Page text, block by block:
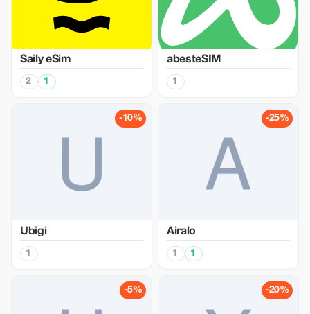
Saily eSim
2 1
abesteSIM
1
-10%
Ubigi
1
-25%
Airalo
1 1
-5% -20%